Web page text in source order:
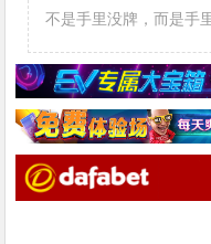
不是手里没牌，而是手